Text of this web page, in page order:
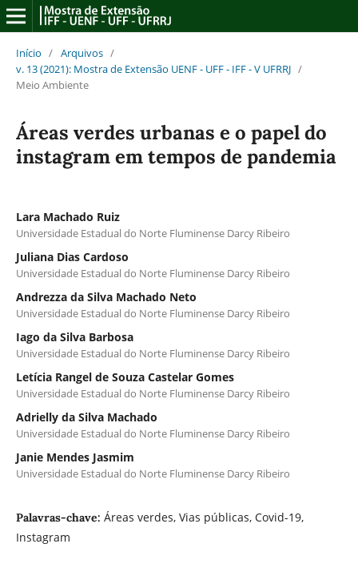
Início / Arquivos /
v. 13 (2021): Mostra de Extensão UENF - UFF - IFF - V UFRRJ /
Meio Ambiente
Áreas verdes urbanas e o papel do
instagram em tempos de pandemia
Lara Machado Ruiz
Universidade Estadual do Norte Fluminense Darcy Ribeiro
Juliana Dias Cardoso
Universidade Estadual do Norte Fluminense Darcy Ribeiro
Andrezza da Silva Machado Neto
Universidade Estadual do Norte Fluminense Darcy Ribeiro
Iago da Silva Barbosa
Universidade Estadual do Norte Fluminense Darcy Ribeiro
Letícia Rangel de Souza Castelar Gomes
Universidade Estadual do Norte Fluminense Darcy Ribeiro
Adrielly da Silva Machado
Universidade Estadual do Norte Fluminense Darcy Ribeiro
Janie Mendes Jasmim
Universidade Estadual do Norte Fluminense Darcy Ribeiro
Palavras-chave: Áreas verdes, Vias públicas, Covid-19,
Instagram